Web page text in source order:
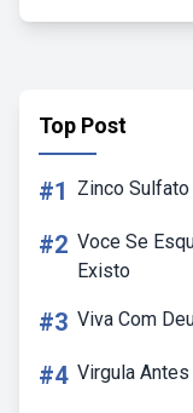
Top Post
#1 Zinco
#2 Voce Se
Existo
#3 Viva Com
#4 Virgula